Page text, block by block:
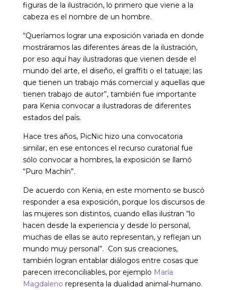
figuras de la ilustración, lo primero que viene a la
cabeza es el nombre de un hombre.
“Queríamos lograr una exposición variada en donde
mostráramos las diferentes áreas de la ilustración,
por eso aquí hay ilustradoras que vienen desde el
mundo del arte, el diseño, el graffiti o el tatuaje; las
que tienen un trabajo más comercial y aquellas que
tienen trabajo de autor”, también fue importante
para Kenia convocar a ilustradoras de diferentes
estados del país.
Hace tres años, PicNic hizo una convocatoria
similar, en ese entonces el recurso curatorial fue
sólo convocar a hombres, la exposición se llamó
“Puro Machín”.
De acuerdo con Kenia, en este momento se buscó
responder a esa exposición, porque los discursos de
las mujeres son distintos, cuando ellas ilustran “lo
hacen desde la experiencia y desde lo personal,
muchas de ellas se auto representan, y reflejan un
mundo muy personal”. Con sus creaciones,
también logran entablar diálogos entre cosas que
parecen irreconciliables, por ejemplo María
Magdaleno representa la dualidad animal-humano.